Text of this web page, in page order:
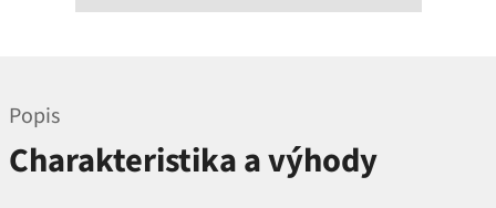
Popis
Charakteristika a výhody